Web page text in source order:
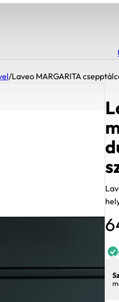
/Laveo MARGARITA